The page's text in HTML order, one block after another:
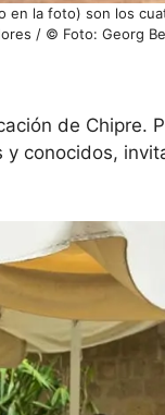
en la foto) son los
/ © Foto: Georg
de Chipre.
y conocidos,